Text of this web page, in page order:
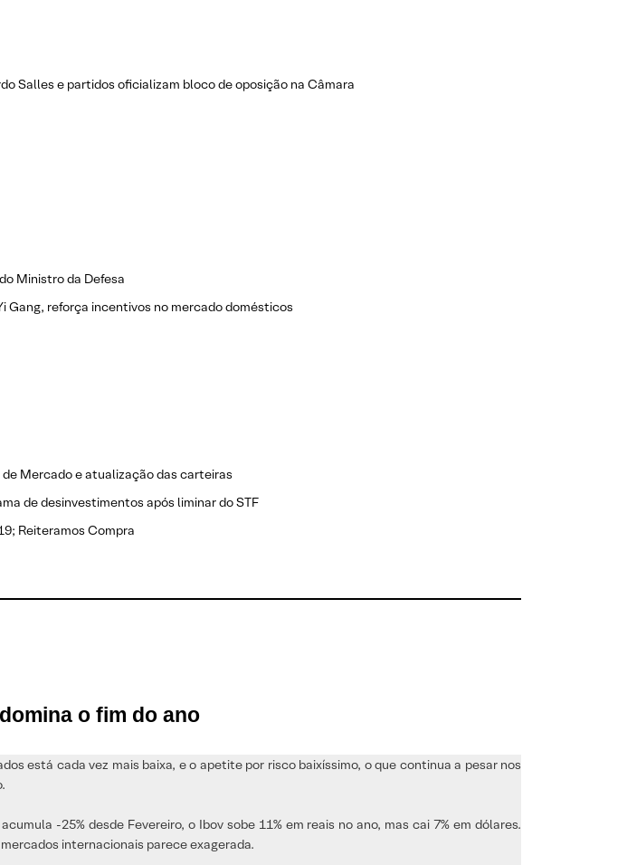
Salles e partidos oficializam bloco de oposição na Câmara
Ministro da Defesa
Gang, reforça incentivos no mercado domésticos
Mercado e atualização das carteiras
de desinvestimentos após liminar do STF
Reiteramos Compra
o fim do ano
está cada vez mais baixa, e o apetite por risco baixíssimo, o que continua a pesar nos
-25% desde Fevereiro, o Ibov sobe 11% em reais no ano, mas cai 7% em dólares.
internacionais parece exagerada.